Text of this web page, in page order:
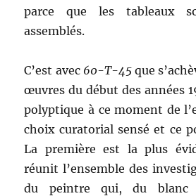
parce que les tableaux
assemblés.
C’est avec 60-T-45que
œuvres du début des années
polyptique à ce moment de
choix curatorial sensé et ce
La première est la plus
réunit l’ensemble des
du peintre qui, du blanc